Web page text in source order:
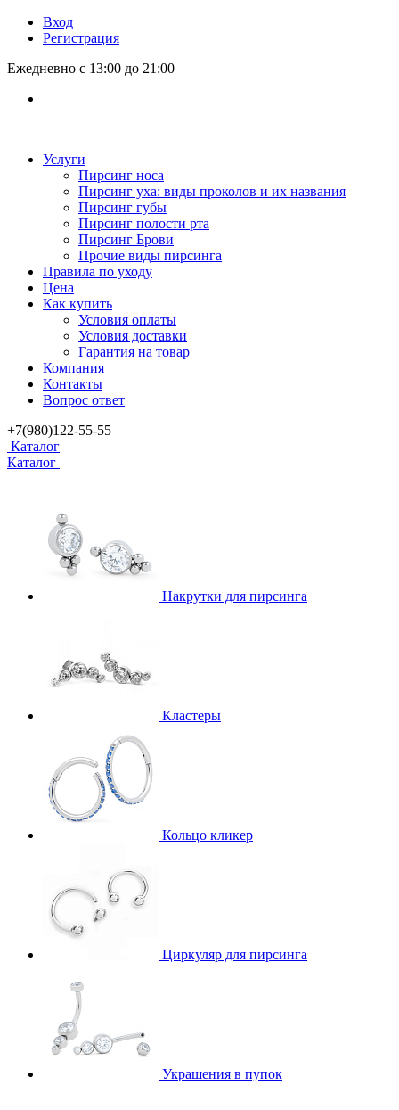
Вход
Регистрация
Ежедневно с 13:00 до 21:00
Услуги
Пирсинг носа
Пирсинг уха: виды проколов и их названия
Пирсинг губы
Пирсинг полости рта
Пирсинг Брови
Прочие виды пирсинга
Правила по уходу
Цена
Как купить
Условия оплаты
Условия доставки
Гарантия на товар
Компания
Контакты
Вопрос ответ
+7(980)122-55-55
Каталог
Каталог
Накрутки для пирсинга
Кластеры
Кольцо кликер
Циркуляр для пирсинга
Украшения в пупок